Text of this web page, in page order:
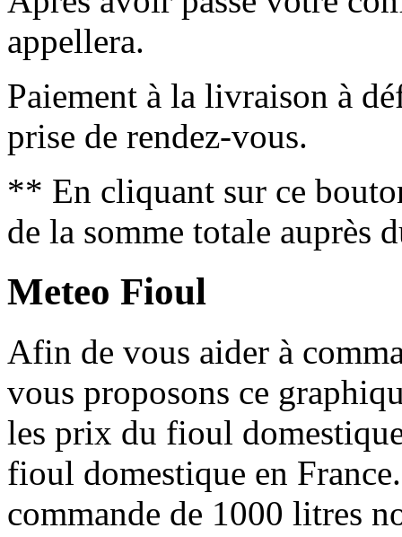
appellera.
Paiement à la livraison à
prise de rendez-vous.
** En cliquant sur ce
de la somme totale auprès
Meteo Fioul
Afin de vous aider à
vous proposons ce
les prix du fioul
fioul domestique en
commande de 1000 litres